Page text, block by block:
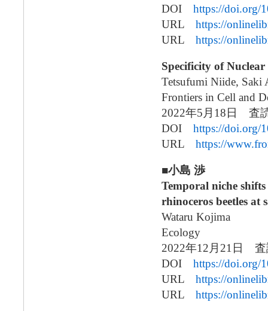
DOI https://doi.org/
URL https://
URL https://
Specificity of
Tetsufumi Niide, Saki
Frontiers in Cell and
2022年5月18日
DOI https://doi.org/
URL https://
■小島 渉
Temporal niche
rhinoceros beetles at
Wataru Kojima
Ecology
2022年12月21日
DOI https://doi.org/
URL https://
URL https://